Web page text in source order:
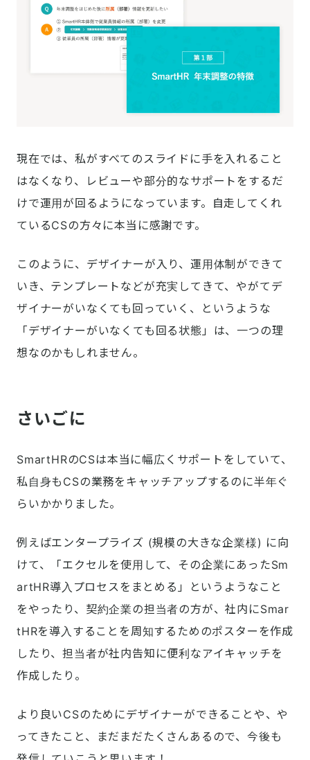
現在では、私がすべてのスライドに手を入れること
はなくなり、レビューや部分的なサポートをするだ
けで運用が回るようになっています。自走してくれ
ているCSの方々に本当に感謝です。
このように、デザイナーが入り、運用体制ができて
いき、テンプレートなどが充実してきて、やがてデ
ザイナーがいなくても回っていく、というような
「デザイナーがいなくても回る状態」は、一つの理
想なのかもしれません。
さいごに
SmartHRのCSは本当に幅広くサポートをしていて、
私自身もCSの業務をキャッチアップするのに半年ぐ
らいかかりました。
例えばエンタープライズ (規模の大きな企業様) に向
けて、「エクセルを使用して、その企業にあったSm
artHR導入プロセスをまとめる」というようなこと
をやったり、契約企業の担当者の方が、社内にSmar
tHRを導入することを周知するためのポスターを作成
したり、担当者が社内告知に便利なアイキャッチを
作成したり。
より良いCSのためにデザイナーができることや、や
ってきたこと、まだまだたくさんあるので、今後も